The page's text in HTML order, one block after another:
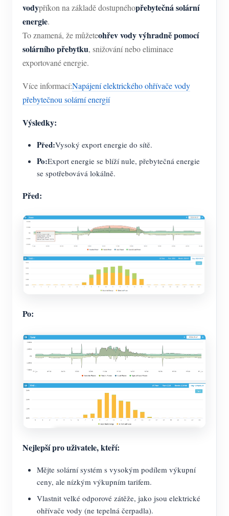
vodypříkon na základě dostupnéhopřebytečná solární
energie.
To znamená, že můžeteohřev vody výhradně pomocí
solárního přebytku, snižování nebo eliminace
exportované energie.
Více informací:Napájení elektrického ohřívače vody
přebytečnou solární energií
Výsledky:
Před:Vysoký export energie do sítě.
Po:Export energie se blíží nule, přebytečná energie
se spotřebovává lokálně.
Před:
Po:
Nejlepší pro uživatele, kteří:
Mějte solární systém s vysokým podílem výkupní
ceny, ale nízkým výkupním tarifem.
Vlastnit velké odporové zátěže, jako jsou elektrické
ohřívače vody (ne tepelná čerpadla).